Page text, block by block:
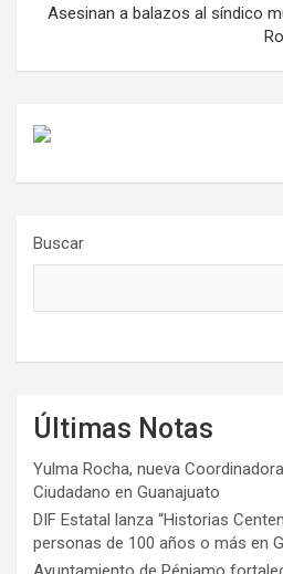
Asesinan a balazos al síndico
Buscar
Últimas Notas
Yulma Rocha, nueva
Ciudadano en Guanajuato
DIF Estatal lanza “Historias
personas de 100 años o más en